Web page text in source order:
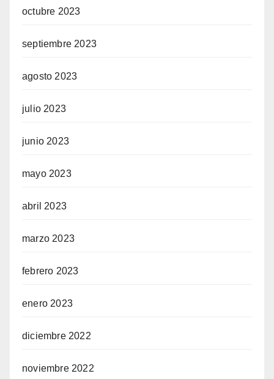
octubre 2023
septiembre 2023
agosto 2023
julio 2023
junio 2023
mayo 2023
abril 2023
marzo 2023
febrero 2023
enero 2023
diciembre 2022
noviembre 2022